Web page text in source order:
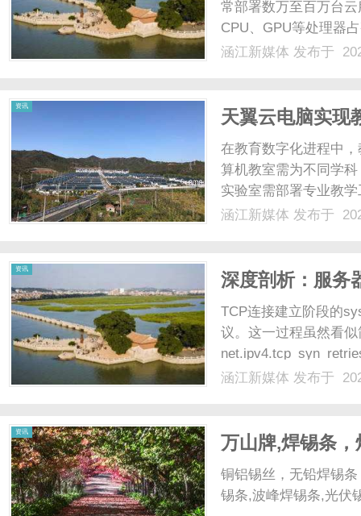
常部署数万至百万台
CPU、GPU等处理器
温度需消耗30%-40%
涵江新媒体 发布于
资讯
天翼云电脑实现
在教育数字化进程中
算机教室需为不同学
实验室需部署专业教
学需保障师生跨终端
涵江新媒体 发布于
资讯
深度剖析：服务
接的微妙影响
TCP连接建立阶段的
议。这一过程虽然看
重传次数。这一参数
涵江新媒体 发布于
资讯
万山牌,焊锡条
球、铜铝锡丝，
条
铜铝锡丝，无铅焊锡
锡条,波峰焊锡条,光伏